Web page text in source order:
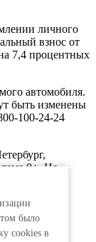
было
сookies в
личного
взнос от
7,4 процентных
автомобиля.
быть изменены
100-24-24
0+. Не